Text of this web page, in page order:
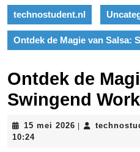
technostudent.nl
Ontdek de Magie van Salsa:
Ontdek de
Swingend
15 mei 2026 15
10:24